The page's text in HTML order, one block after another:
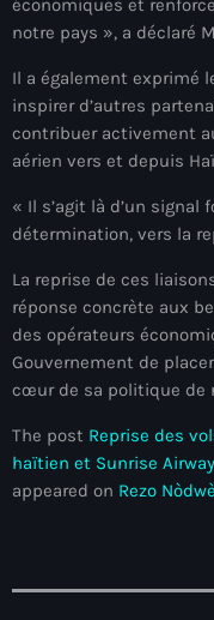
juillet 2025
juin 2025
mai 2025
mars 2025
février 2025
janvier 2025
décembre 2024
octobre 2024
septembre 2024
juillet 2024
économiques et
notre pays », a déclaré
Il a également exprimé
inspirer d’autres
contribuer activement
aérien vers et depuis
« Il s’agit là d’un
détermination, vers la
La reprise de ces
réponse concrète aux
des opérateurs
Gouvernement de
cœur de sa politique de
The post Reprise des
haïtien et Sunrise
appeared on Rezo